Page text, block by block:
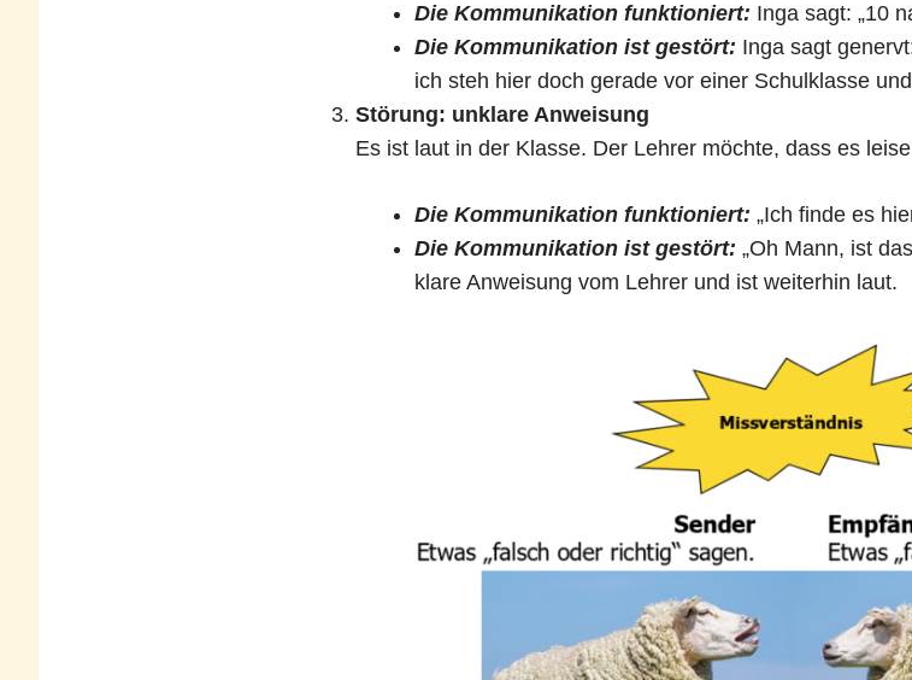
Die Kommunikation funktioniert: Inga sagt: „10
Die Kommunikation ist gestört: Inga sagt
ich steh hier doch gerade vor einer Schulklasse
Störung: unklare Anweisung
Es ist laut in der Klasse. Der Lehrer möchte, dass es
Die Kommunikation funktioniert: „Ich finde es
Die Kommunikation ist gestört: „Oh Mann, ist
klare Anweisung vom Lehrer und ist weiterhin laut.